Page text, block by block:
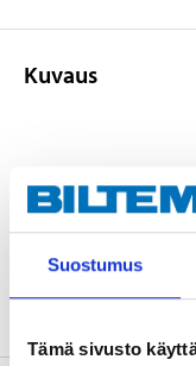
Suostumus
Tämä sivusto
Kuvaus
OE: 1H0 927 808